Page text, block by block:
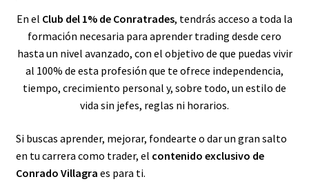
En el Club del 1% de Conratrades, tendrás acceso a toda la
formación necesaria para aprender trading desde cero
hasta un nivel avanzado, con el objetivo de que puedas vivir
al 100% de esta profesión que te ofrece independencia,
tiempo, crecimiento personal y, sobre todo, un estilo de
vida sin jefes, reglas ni horarios.
Si buscas aprender, mejorar, fondearte o dar un gran salto
en tu carrera como trader, el contenido exclusivo de
Conrado Villagra es para ti.